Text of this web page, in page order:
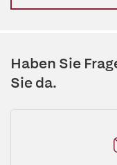
Haben Sie
Sie da.